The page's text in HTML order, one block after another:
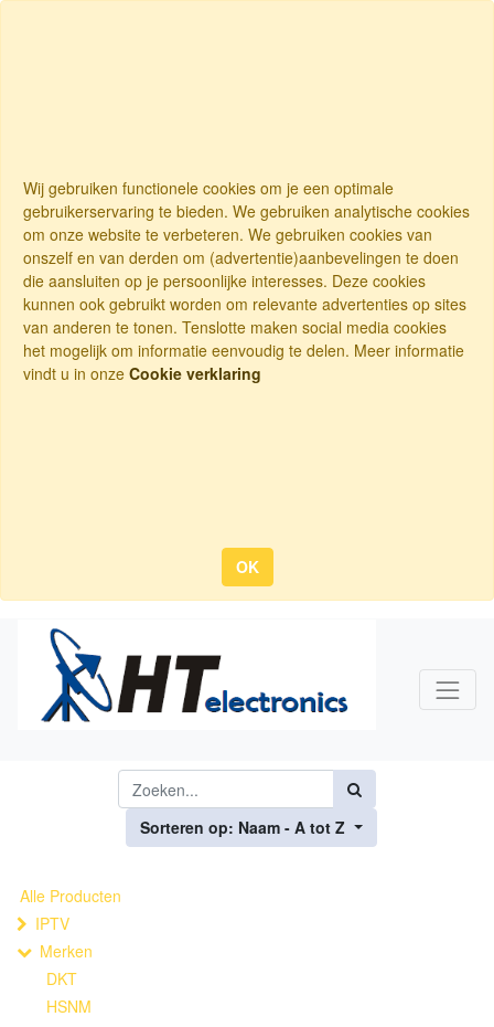
Wij gebruiken functionele cookies om je een optimale
gebruikerservaring te bieden. We gebruiken analytische cookies
om onze website te verbeteren. We gebruiken cookies van
onszelf en van derden om (advertentie)aanbevelingen te doen
die aansluiten op je persoonlijke interesses. Deze cookies
kunnen ook gebruikt worden om relevante advertenties op sites
van anderen te tonen. Tenslotte maken social media cookies
het mogelijk om informatie eenvoudig te delen. Meer informatie
vindt u in onze Cookie verklaring
OK
Sorteren op: Naam - A tot Z
Alle Producten
IPTV
Merken
DKT
HSNM